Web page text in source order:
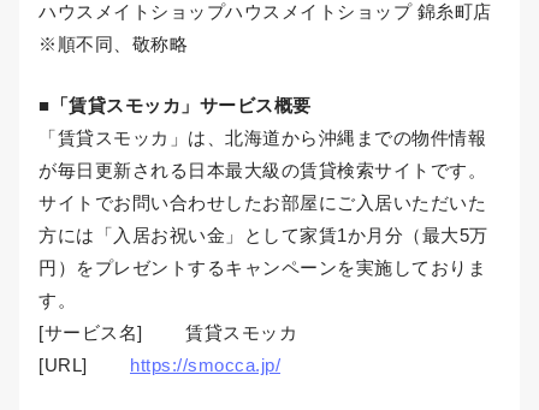
ハウスメイトショップハウスメイトショップ 錦糸町店
※順不同、敬称略
■「賃貸スモッカ」サービス概要
「賃貸スモッカ」は、北海道から沖縄までの物件情報
が毎日更新される日本最大級の賃貸検索サイトです。
サイトでお問い合わせしたお部屋にご入居いただいた
方には「入居お祝い金」として家賃1か月分（最大5万
円）をプレゼントするキャンペーンを実施しておりま
す。
[サービス名] 賃貸スモッカ
[URL] https://smocca.jp/